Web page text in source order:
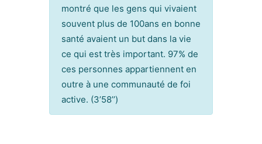
montré que les gens qui vivaient
souvent plus de 100ans en bonne
santé avaient un but dans la vie
ce qui est très important. 97% de
ces personnes appartiennent en
outre à une communauté de foi
active. (3’58’’)